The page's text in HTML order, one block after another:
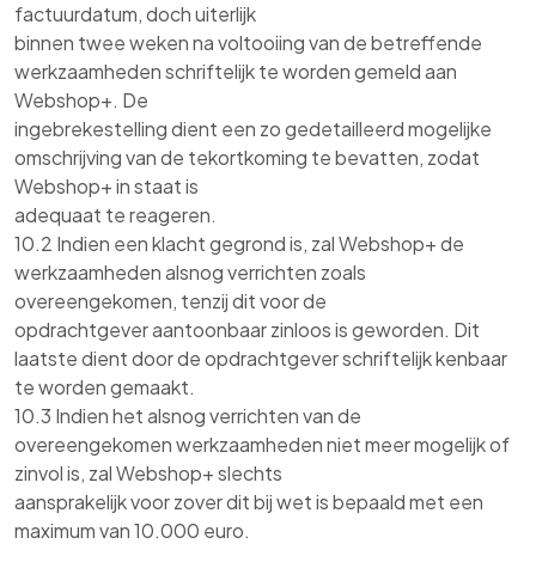
factuurdatum, doch uiterlijk
binnen twee weken na voltooiing van de betreffende
werkzaamheden schriftelijk te worden gemeld aan
Webshop+. De
ingebrekestelling dient een zo gedetailleerd mogelijke
omschrijving van de tekortkoming te bevatten, zodat
Webshop+ in staat is
adequaat te reageren.
10.2 Indien een klacht gegrond is, zal Webshop+ de
werkzaamheden alsnog verrichten zoals
overeengekomen, tenzij dit voor de
opdrachtgever aantoonbaar zinloos is geworden. Dit
laatste dient door de opdrachtgever schriftelijk kenbaar
te worden gemaakt.
10.3 Indien het alsnog verrichten van de
overeengekomen werkzaamheden niet meer mogelijk of
zinvol is, zal Webshop+ slechts
aansprakelijk voor zover dit bij wet is bepaald met een
maximum van 10.000 euro.